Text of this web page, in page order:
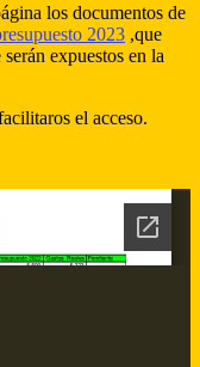
los documentos de
2023 ,que
expuestos en la
el acceso.